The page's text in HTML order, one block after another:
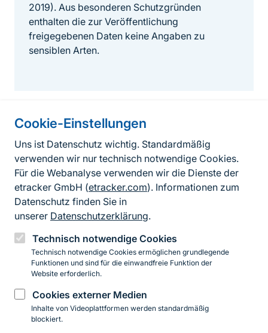
Cookie-Einstellungen
Uns ist Datenschutz wichtig. Standardmäßig
verwenden wir nur technisch notwendige Cookies.
Für die Webanalyse verwenden wir die Dienste der
etracker GmbH (etracker.com). Informationen zum
Datenschutz finden Sie in
unserer Datenschutzerklärung.
Technisch notwendige Cookies
Technisch notwendige Cookies ermöglichen grundlegende
Funktionen und sind für die einwandfreie Funktion der
Website erforderlich.
Cookies externer Medien
Inhalte von Videoplattformen werden standardmäßig
blockiert.
2019). Aus besonderen Schutzgründen
enthalten die zur Veröffentlichung
freigegebenen Daten keine Angaben zu
sensiblen Arten.
Informationen zur Seite
FußzeileKontakt zum BfN
Kontaktformular
Erklärung zur Barrierefreiheit
Impressum
Datenschutz
InstagramFacebookYouTubeLinkedIn